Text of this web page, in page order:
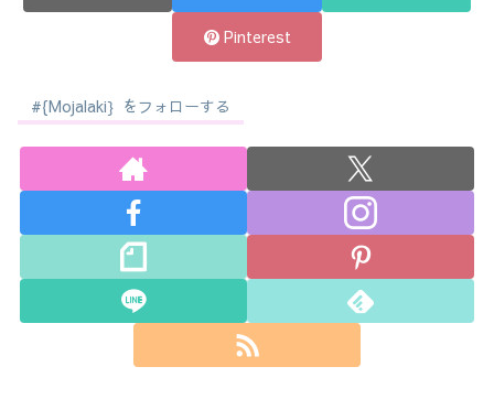
Pinterest
#{Mojalaki｝をフォローする